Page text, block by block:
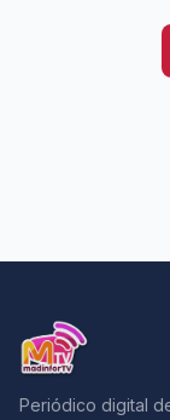
Periódico digital